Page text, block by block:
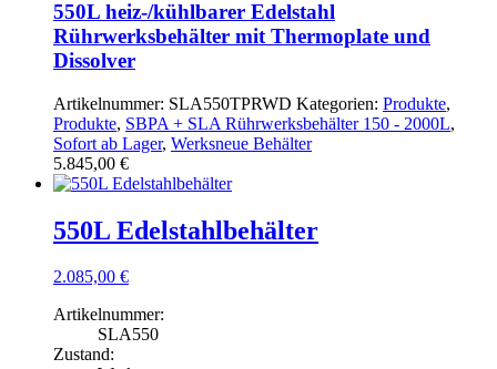
550L heiz-/kühlbarer Edelstahl
Rührwerksbehälter mit Thermoplate und
Dissolver
Artikelnummer: SLA550TPRWD Kategorien: Produkte,
Produkte, SBPA + SLA Rührwerksbehälter 150 - 2000L,
Sofort ab Lager, Werksneue Behälter
5.845,00 €
550L Edelstahlbehälter
2.085,00 €
Artikelnummer:
SLA550
Zustand: